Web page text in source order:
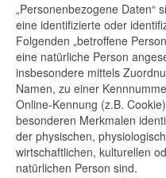
„Personenbezogene Daten“
eine identifizierte oder
Folgenden „betroffene
eine natürliche Person
insbesondere mittels
Namen, zu einer
Online-Kennung (z.B.
besonderen Merkmalen
der physischen,
wirtschaftlichen, kulturellen
natürlichen Person sind.